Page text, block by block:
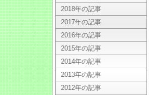
2018年の記事
2017年の記事
2016年の記事
2015年の記事
2014年の記事
2013年の記事
2012年の記事